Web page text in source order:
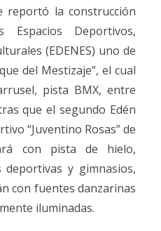
reportó la construcción
Deportivos,
(EDENES) uno de
del Mestizaje”, el cual
pista BMX, entre
que el segundo Edén
“Juventino Rosas” de
con pista de hielo,
deportivas y gimnasios,
con fuentes danzarinas
iluminadas.